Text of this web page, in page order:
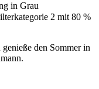
in Grau
2 mit 80 %
den Sommer in